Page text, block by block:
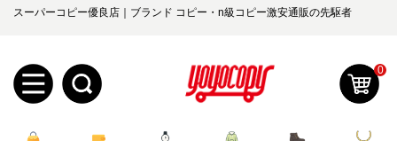
スーパーコピー優良店｜ブランド コピー・n級コピー激安通販の先駆者
0